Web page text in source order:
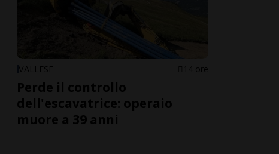
VALLESE 14 ore
Perde il controllo
dell'escavatrice: operaio
muore a 39 anni